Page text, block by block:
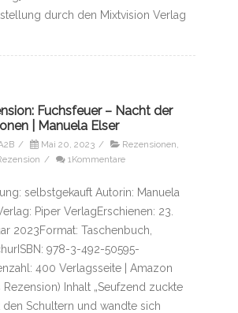
durch den Mixtvision Verlag
Fuchsfeuer – Nacht der
| Manuela Elser
/ Mai 20, 2023 / Rezensionen
/ 1Kommentare
selbstgekauft Autorin: Manuela
Piper VerlagErschienen: 23.
2023Format: Taschenbuch,
978-3-492-50595-
400 Verlagsseite | Amazon
Rezension) Inhalt „Seufzend zuckte
den Schultern und wandte sich